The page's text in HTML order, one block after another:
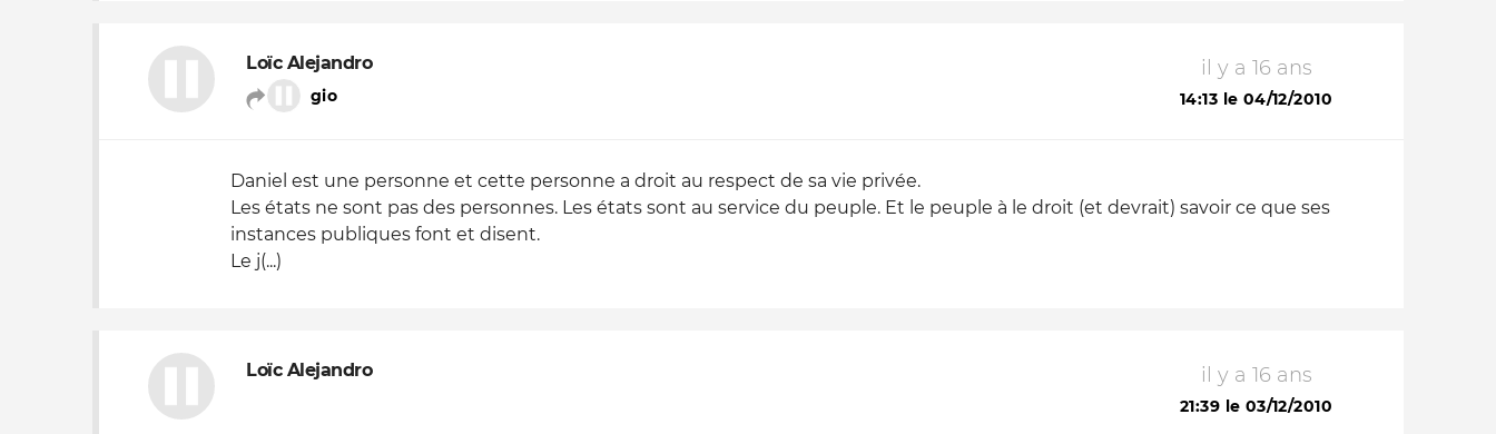
Nos autres projets
Loïc Alejandro
gio
il y a 16 ans
14:13 le 04/12/2010
Daniel est une personne et cette personne a droit au respect de sa vie privée.
Les états ne sont pas des personnes. Les états sont au service du peuple. Et le peuple à le droit (et devrait) savoir ce que ses
instances publiques font et disent.
Le j(...)
Loïc Alejandro il y a 16 ans
21:39 le 03/12/2010